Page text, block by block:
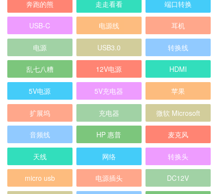
奔跑的熊 走走看看 端口转换
USB-C 电源线 耳机
电源 USB3.0 转换线
乱七八糟 12V电源 HDMI
5V电源 5V充电器 苹果
扩展坞 充电器 微软 Microsoft
音频线 HP 惠普 麦克风
天线 网络 转换头
micro usb 电源插头 DC12V